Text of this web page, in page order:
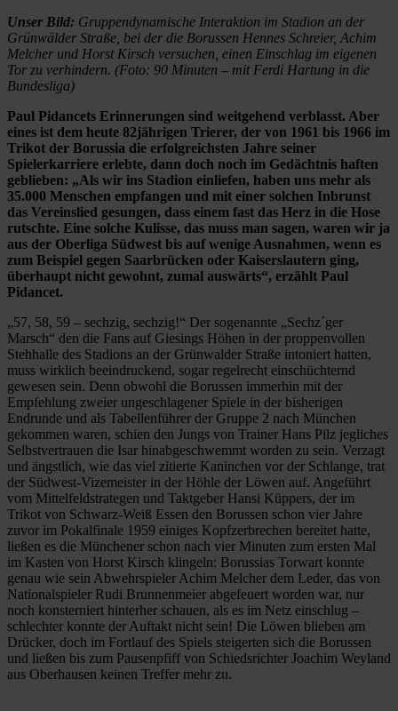
Unser Bild: Gruppendynamische Interaktion im Stadion an der
Grünwälder Straße, bei der die Borussen Hennes Schreier, Achim
Melcher und Horst Kirsch versuchen, einen Einschlag im eigenen
Tor zu verhindern. (Foto: 90 Minuten – mit Ferdi Hartung in die
Bundesliga)
Paul Pidancets Erinnerungen sind weitgehend verblasst. Aber
eines ist dem heute 82jährigen Trierer, der von 1961 bis 1966 im
Trikot der Borussia die erfolgreichsten Jahre seiner
Spielerkarriere erlebte, dann doch noch im Gedächtnis haften
geblieben: „Als wir ins Stadion einliefen, haben uns mehr als
35.000 Menschen empfangen und mit einer solchen Inbrunst
das Vereinslied gesungen, dass einem fast das Herz in die Hose
rutschte. Eine solche Kulisse, das muss man sagen, waren wir ja
aus der Oberliga Südwest bis auf wenige Ausnahmen, wenn es
zum Beispiel gegen Saarbrücken oder Kaiserslautern ging,
überhaupt nicht gewohnt, zumal auswärts“, erzählt Paul
Pidancet.
„57, 58, 59 – sechzig, sechzig!“ Der sogenannte „Sechz´ger
Marsch“ den die Fans auf Giesings Höhen in der proppenvollen
Stehhalle des Stadions an der Grünwalder Straße intoniert hatten,
muss wirklich beeindruckend, sogar regelrecht einschüchternd
gewesen sein. Denn obwohl die Borussen immerhin mit der
Empfehlung zweier ungeschlagener Spiele in der bisherigen
Endrunde und als Tabellenführer der Gruppe 2 nach München
gekommen waren, schien den Jungs von Trainer Hans Pilz jegliches
Selbstvertrauen die Isar hinabgeschwemmt worden zu sein. Verzagt
und ängstlich, wie das viel zitierte Kaninchen vor der Schlange, trat
der Südwest-Vizemeister in der Höhle der Löwen auf. Angeführt
vom Mittelfeldstrategen und Taktgeber Hansi Küppers, der im
Trikot von Schwarz-Weiß Essen den Borussen schon vier Jahre
zuvor im Pokalfinale 1959 einiges Kopfzerbrechen bereitet hatte,
ließen es die Münchener schon nach vier Minuten zum ersten Mal
im Kasten von Horst Kirsch klingeln: Borussias Torwart konnte
genau wie sein Abwehrspieler Achim Melcher dem Leder, das von
Nationalspieler Rudi Brunnenmeier abgefeuert worden war, nur
noch konsterniert hinterher schauen, als es im Netz einschlug –
schlechter konnte der Auftakt nicht sein! Die Löwen blieben am
Drücker, doch im Fortlauf des Spiels steigerten sich die Borussen
und ließen bis zum Pausenpfiff von Schiedsrichter Joachim Weyland
aus Oberhausen keinen Treffer mehr zu.